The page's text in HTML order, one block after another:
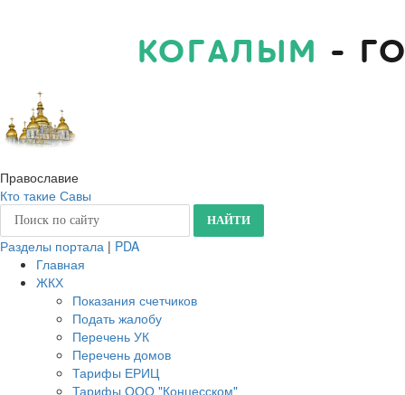
КОГАЛЫМ -
Православие
Кто такие Савы
Разделы портала | PDA
Главная
ЖКХ
Показания счетчиков
Подать жалобу
Перечень УК
Перечень домов
Тарифы ЕРИЦ
Тарифы ООО "Концесском"